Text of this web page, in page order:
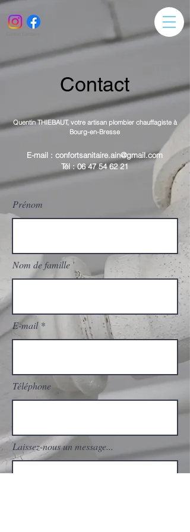
Contact
Quentin THIEBAUT, votre artisan plombier chauffagiste à
Bourg-en-Bresse
E-mail : confortsanitaire.ain@gmail.com
Tél :06 47 54 62 21
Prénom
Nom de famille
E-mail
Téléphone
Laissez-nous un message...